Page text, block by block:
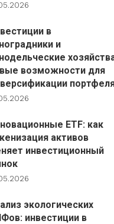
в
и
возможности для
ETF: как
активов
инвестиционный
экологических
инвестиции в